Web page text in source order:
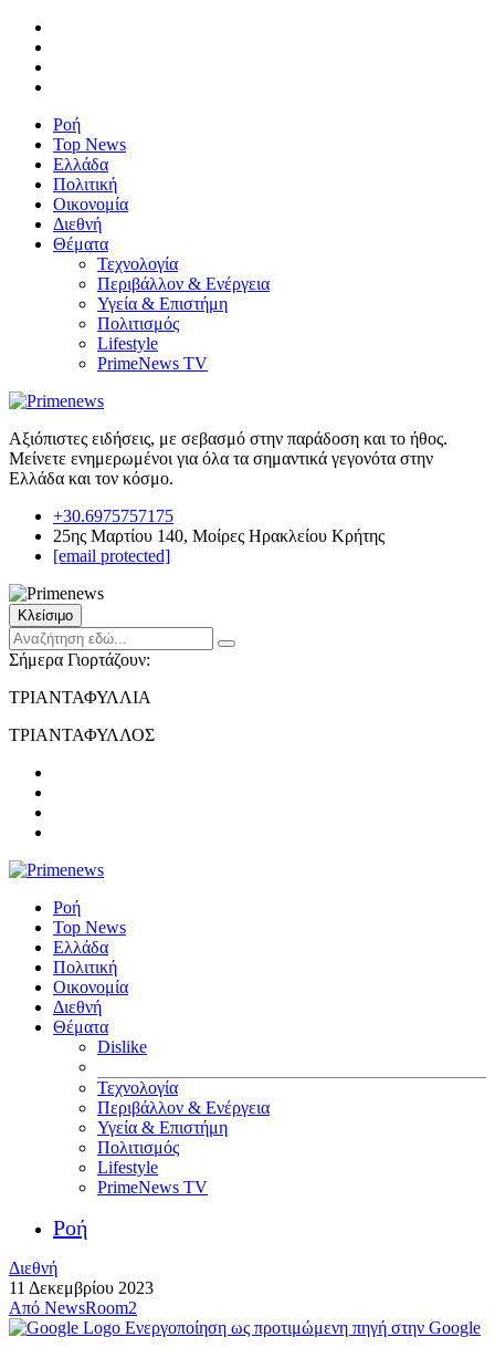
Ροή
Top News
Ελλάδα
Πολιτική
Οικονομία
Διεθνή
Θέματα
Τεχνολογία
Περιβάλλον & Ενέργεια
Υγεία & Επιστήμη
Πολιτισμός
Lifestyle
PrimeNews TV
Αξιόπιστες ειδήσεις, με σεβασμό στην παράδοση και το ήθος.
Μείνετε ενημερωμένοι για όλα τα σημαντικά γεγονότα στην
Ελλάδα και τον κόσμο.
+30.6975757175
25ης Μαρτίου 140, Μοίρες Ηρακλείου Κρήτης
[email protected]
Κλείσιμο
Σήμερα Γιορτάζουν:
ΤΡΙΑΝΤΑΦΥΛΛΙΑ
ΤΡΙΑΝΤΑΦΥΛΛΟΣ
Ροή
Top News
Ελλάδα
Πολιτική
Οικονομία
Διεθνή
Θέματα
Dislike
Τεχνολογία
Περιβάλλον & Ενέργεια
Υγεία & Επιστήμη
Πολιτισμός
Lifestyle
PrimeNews TV
Ροή
Διεθνή
11 Δεκεμβρίου 2023
Από NewsRoom2
Ενεργοποίηση ως προτιμώμενη πηγή στην Google